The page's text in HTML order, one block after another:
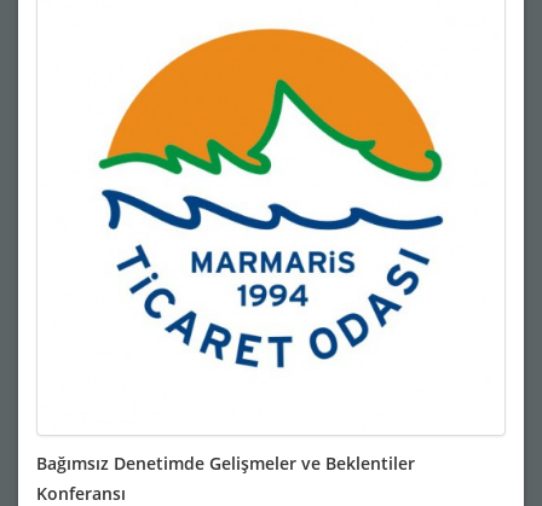
Bağımsız Denetimde Gelişmeler ve Beklentiler
Konferansı